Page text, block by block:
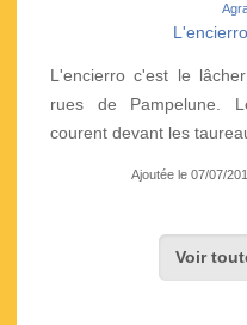
L'encierro c'est le
rues de Pampelune.
courent devant les
Ajoutée le 07/07/
Voir